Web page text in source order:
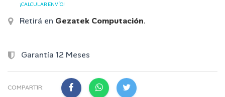
¡CALCULAR ENVÍO!
Retirá en Gezatek Computación.
Garantía 12 Meses
COMPARTIR: